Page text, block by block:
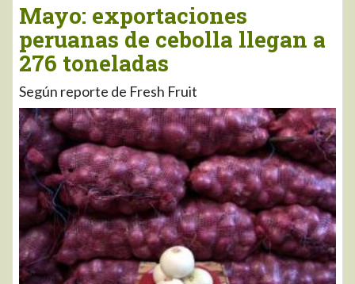
Mayo: exportaciones
peruanas de cebolla llegan a
276 toneladas
Según reporte de Fresh Fruit